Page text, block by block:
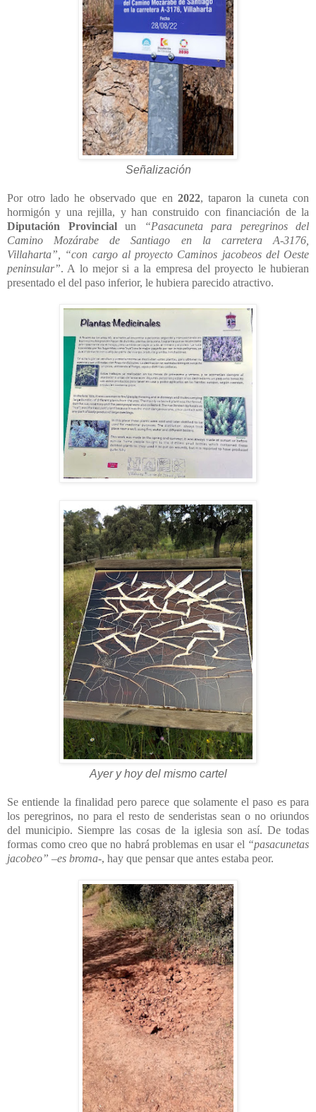
Señalización
Por otro lado he observado que en 2022, taparon la cuneta con
hormigón y una rejilla, y han construido con financiación de la
Diputación Provincialun
“Pasacuneta para peregrinos del
Camino Mozárabe de Santiago en la carretera A-3176,
Villaharta”,
“con cargo al proyecto Caminos jacobeos del Oeste
peninsular”. A lo mejor si a la empresa del proyecto le hubieran
presentado el del paso inferior, le hubiera parecido atractivo.
Ayer y hoy del mismo cartel
Se entiende la finalidad pero parece que solamente el paso es para
los peregrinos, no para el resto de senderistas sean o no oriundos
del municipio. Siempre las cosas de la iglesia son así. De todas
formas como creo que no habrá problemas en usar el “pasacunetas
jacobeo” –es broma-, hay que pensar que antes estaba peor.